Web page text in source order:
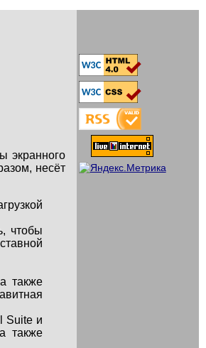
экранного
несёт
чтобы
также
Suite и
также